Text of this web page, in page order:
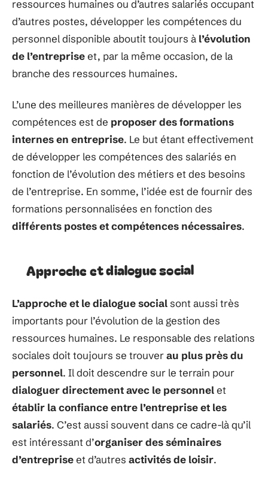
ressources humaines ou d’autres salariés occupant
d’autres postes, développer les compétences du
personnel disponible aboutit toujours à l’évolution
de l’entrepriseet, par la même occasion, de la
branche des ressources humaines.
L’une des meilleures manières de développer les
compétences est de proposer des formations
internes en entreprise. Le but étant effectivement
de développer les compétences des salariés en
fonction de l’évolution des métiers et des besoins
de l’entreprise. En somme, l’idée est de fournir des
formations personnalisées en fonction des
différents postes et compétences nécessaires.
Approche et dialogue social
L’approche et le dialogue socialsont aussi très
importants pour l’évolution de la gestion des
ressources humaines. Le responsable des relations
sociales doit toujours se trouverau plus près du
personnel. Il doit descendre sur le terrain pour
dialoguer directement avec le personnelet
établir la confiance entre l’entreprise et les
salariés. C’est aussi souvent dans ce cadre-là qu’il
est intéressant d’organiser des séminaires
d’entrepriseet d’autres activités de loisir.